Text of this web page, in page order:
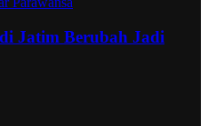
Jatim Berubah Jadi